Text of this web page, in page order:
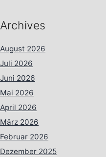
Archives
August 2026
Juli 2026
Juni 2026
Mai 2026
April 2026
März 2026
Februar 2026
Dezember 2025